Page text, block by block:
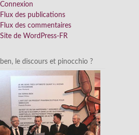
Connexion
Flux des publications
Flux des commentaires
Site de WordPress-FR
ben, le discours et pinocchio ?